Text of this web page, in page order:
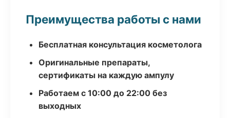
Преимущества работы с нами
Бесплатная консультация косметолога
Оригинальные препараты,
сертификаты на каждую ампулу
Работаем с 10:00 до 22:00 без
выходных